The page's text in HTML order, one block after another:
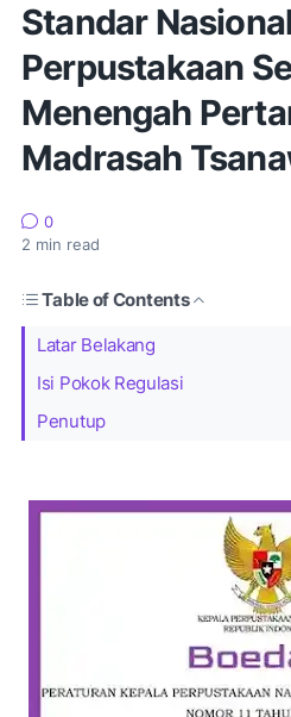
Standar
Perpustakaan
Menengah
Madrasah
0
2 min read
Table of Contents
Latar Belakang
Isi Pokok Regulasi
Penutup